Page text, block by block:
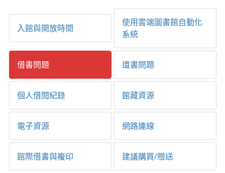
入館與開放時間
使用雲端圖書館自動化
系統
借書問題 還書問題
個人借閱紀錄 館藏資源
電子資源 網路連線
館際借書與複印 建議購買/贈送